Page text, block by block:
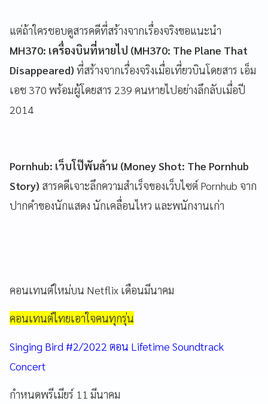
แต่ถ้าใครชอบดูสารคดีที่สร้างจากเรื่องจริงขอแนะนำ
MH370: เครื่องบินที่หายไป (MH370: The Plane That
Disappeared) ที่สร้างจากเรื่องจริงเมื่อเที่ยวบินโดยสาร เอ็ม
เอช 370 พร้อมผู้โดยสาร 239 คนหายไปอย่างลึกลับเมื่อปี
2014
Pornhub: เว็บโป๊พันล้าน (Money Shot: The Pornhub
Story) สารคดีเจาะลึกความสำเร็จของเว็บไซต์ Pornhub จาก
ปากคำของนักแสดง นักเคลื่อนไหว และพนักงานเก่า
คอนเทนต์ใหม่บน Netflix เดือนมีนาคม
คอนเทนต์ไทยเอาใจคนทุกรุ่น
Singing Bird #2/2022 ตอน Lifetime Soundtrack
Concert
กำหนดพรีเมียร์ 11 มีนาคม